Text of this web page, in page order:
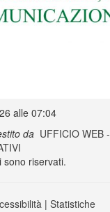
alle 07:04
da UFFICIO WEB-
sono riservati.
| Statistiche